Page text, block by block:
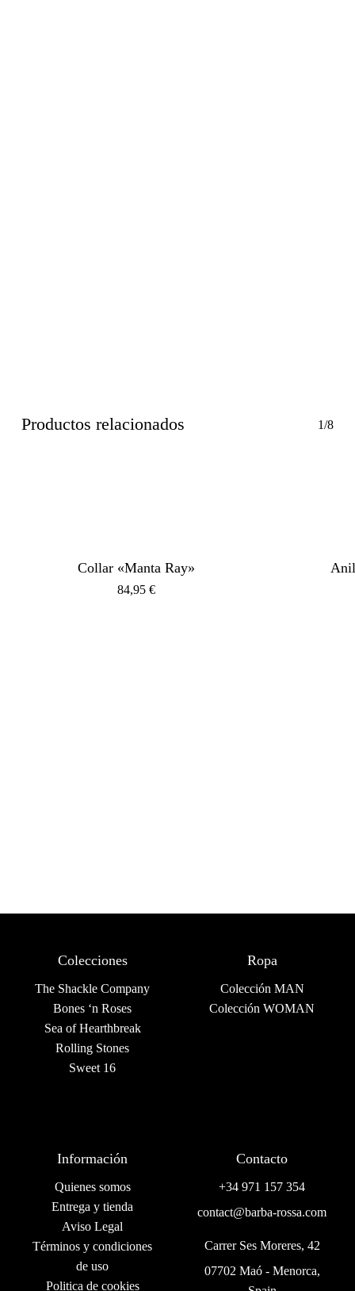
Productos relacionados 1/8
Collar «Manta Ray»
84,95€
Colecciones
The Shackle Company
Bones ‘n Roses
Sea of Hearthbreak
Rolling Stones
Sweet 16
Ropa
Colección MAN
Colección WOMAN
Información
Quienes somos
Entrega y tienda
Aviso Legal
Términos y condiciones
de uso
Politica de cookies
Contacto
+34 971 157 354
contact@barba-rossa.com
Carrer Ses Moreres, 42
07702 Maó - Menorca,